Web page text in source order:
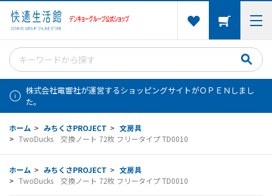
株式会社電響社が運営するショッピングサイトがＯＰＥＮしまし
た。
ホーム > みちくさPROJECT > 文房具
> TwoDucks 交換ノート 72枚 フリータイプ TD0010
ホーム > みちくさPROJECT > 文房具
> TwoDucks 交換ノート 72枚 フリータイプ TD0010